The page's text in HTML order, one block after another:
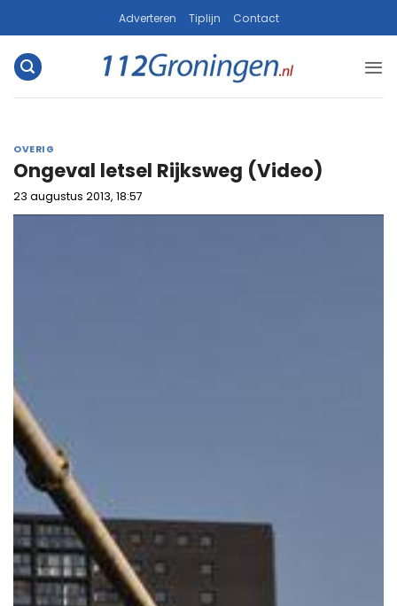
naar
inhoud
Adverteren Tiplijn Contact
OVERIG
Ongeval letsel Rijksweg (Video)
23 augustus 2013, 18:57